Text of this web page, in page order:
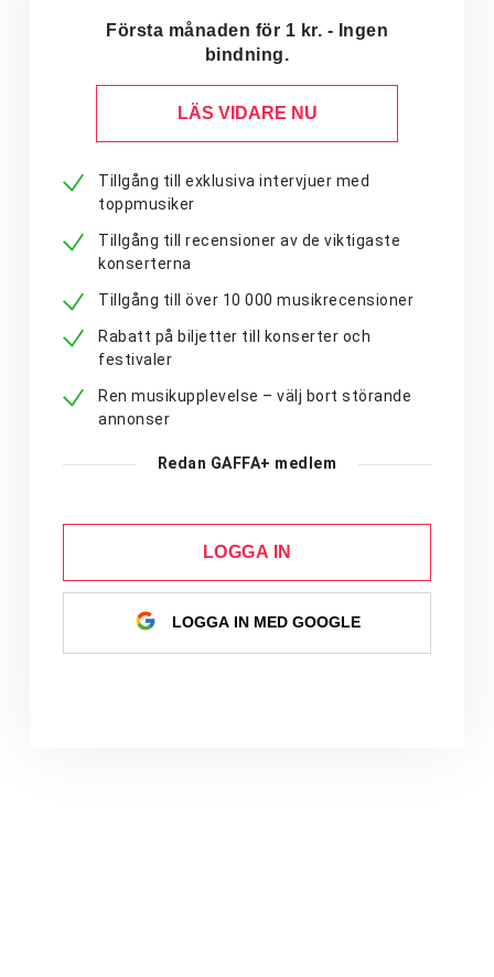
Första månaden för 1 kr. - Ingen
bindning.
LÄS VIDARE NU
Tillgång till exklusiva intervjuer med
toppmusiker
Tillgång till recensioner av de viktigaste
konserterna
Tillgång till över 10 000 musikrecensioner
Rabatt på biljetter till konserter och
festivaler
Ren musikupplevelse – välj bort störande
annonser
Redan GAFFA+ medlem
LOGGA IN
LOGGA IN MED GOOGLE